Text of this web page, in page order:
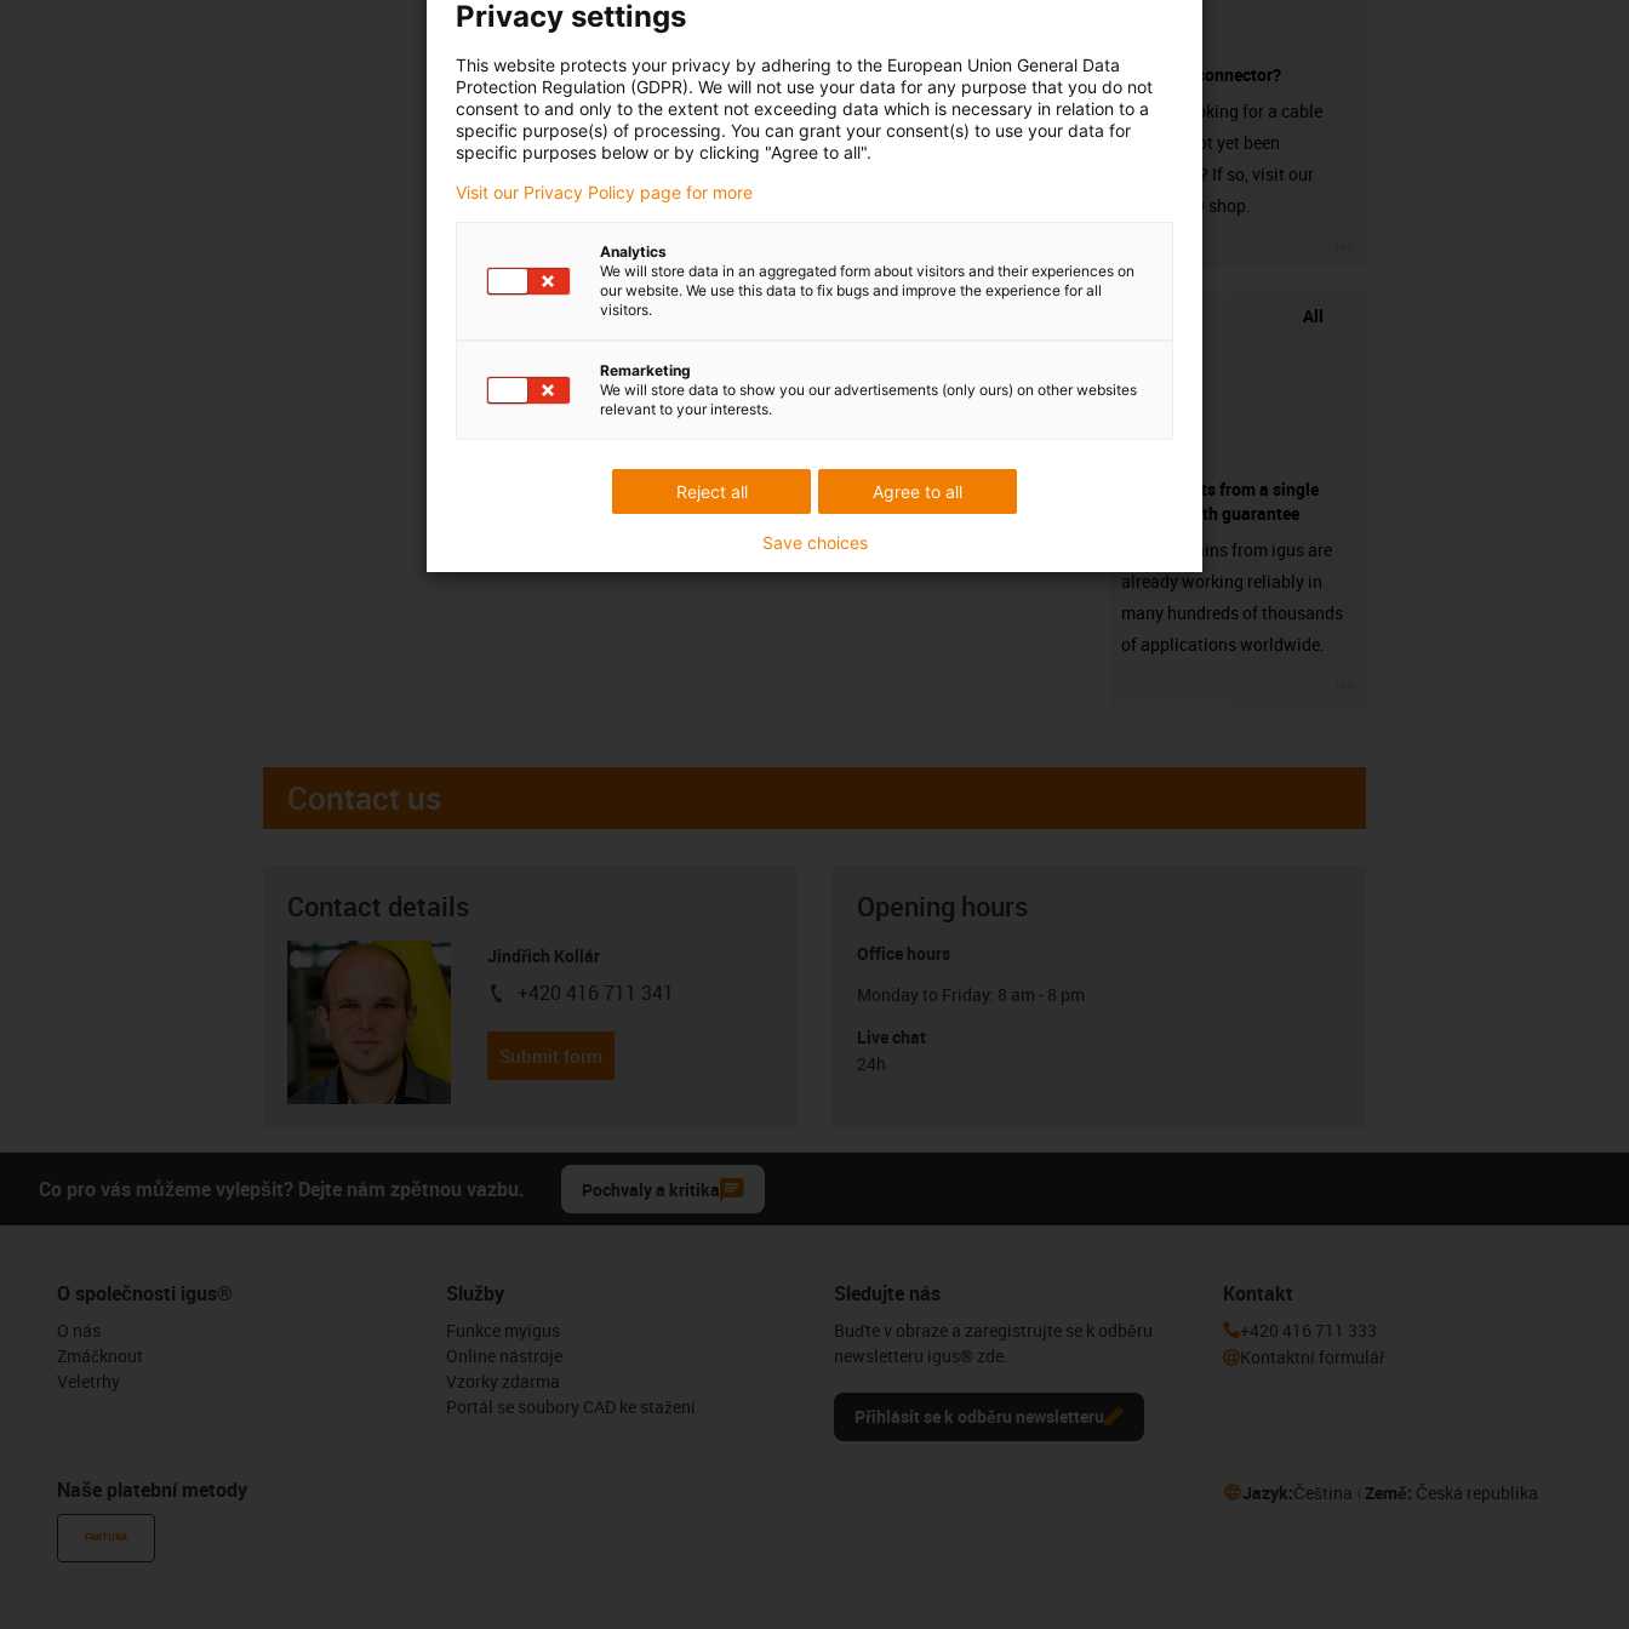
without a connector?
Are you looking for a cable
that has not yet been
harnessed? If so, visit our
chainflex® shop.
All
components from a single
source - with guarantee
Energy chains from igus are
already working reliably in
many hundreds of thousands
of applications worldwide.
Contact us
Contact details
Jindřich Kollár
igus-icon-phone
+420 416 711 341
Submit form
Opening hours
Office hours
Monday to Friday: 8 am - 8 pm
Live chat
24h
Co pro vás můžeme vylepšit? Dejte nám zpětnou vazbu. Pochvaly a kritika
O společnosti igus®
O nás
Zmáčknout
Veletrhy
Naše platební metody
FAKTURA
Služby
Funkce myigus
Online nástroje
Vzorky zdarma
Portál se soubory CAD ke stažení
Sledujte nás
Buďte v obraze a zaregistrujte se k odběru
newsletteru igus® zde.
Přihlásit se k odběru newsletteru
Kontakt
+420 416 711 333
Kontaktní formulář
Jazyk:Čeština Země: Česká republika
Privacy settings
This website protects your privacy by adhering to the European Union General Data
Protection Regulation (GDPR). We will not use your data for any purpose that you do not
consent to and only to the extent not exceeding data which is necessary in relation to a
specific purpose(s) of processing. You can grant your consent(s) to use your data for
specific purposes below or by clicking "Agree to all".
Visit our Privacy Policy page for more
Analytics
We will store data in an aggregated form about visitors and their experiences on
our website. We use this data to fix bugs and improve the experience for all
visitors.
Remarketing
We will store data to show you our advertisements (only ours) on other websites
relevant to your interests.
Agree to all
Reject all
Save choices